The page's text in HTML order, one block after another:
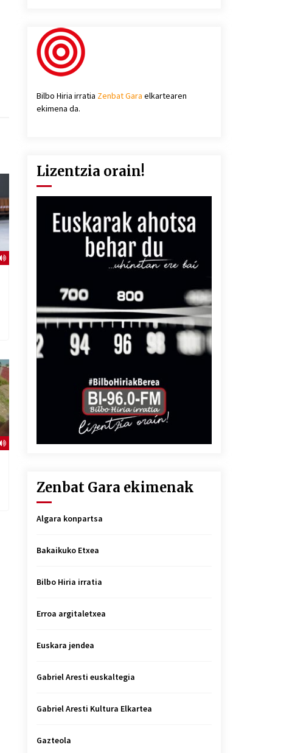
Bilbo Hiria irratia Zenbat Gara elkartearen
ekimena da.
Lizentzia orain!
Zenbat Gara ekimenak
Algara konpartsa
Bakaikuko Etxea
Bilbo Hiria irratia
Erroa argitaletxea
Euskara jendea
Gabriel Aresti euskaltegia
Gabriel Aresti Kultura Elkartea
Gazteola